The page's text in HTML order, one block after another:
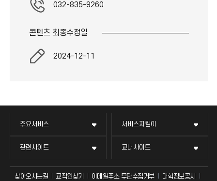
032-835-9260
콘텐츠 최종수정일
2024-12-11
주요서비스 서비스지킴이
관련사이트 교내사이트
찾아오시는길 교직원찾기 이메일주소 무단수집거부
대학정보공시